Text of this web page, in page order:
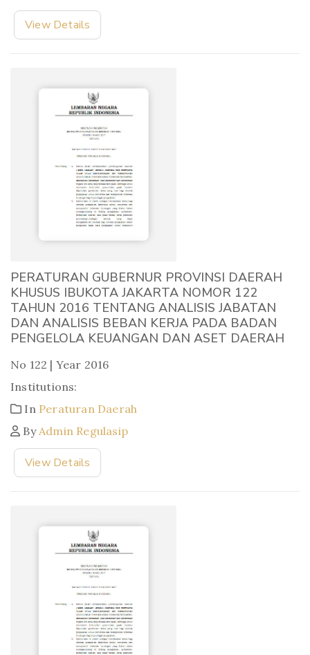
View Details
PERATURAN GUBERNUR PROVINSI DAERAH
KHUSUS IBUKOTA JAKARTA NOMOR 122
TAHUN 2016 TENTANG ANALISIS JABATAN
DAN ANALISIS BEBAN KERJA PADA BADAN
PENGELOLA KEUANGAN DAN ASET DAERAH
No 122 | Year 2016
Institutions:
In Peraturan Daerah
ByAdmin Regulasip
View Details